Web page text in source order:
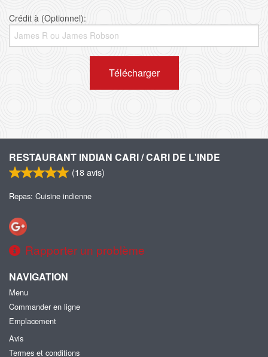
Crédit à (Optionnel):
Télécharger
RESTAURANT INDIAN CARI / CARI DE L'INDE
(18avis)
Repas: Cuisine indienne
Rapporter un problème
NAVIGATION
Menu
Commander en ligne
Emplacement
Avis
Termes et conditions